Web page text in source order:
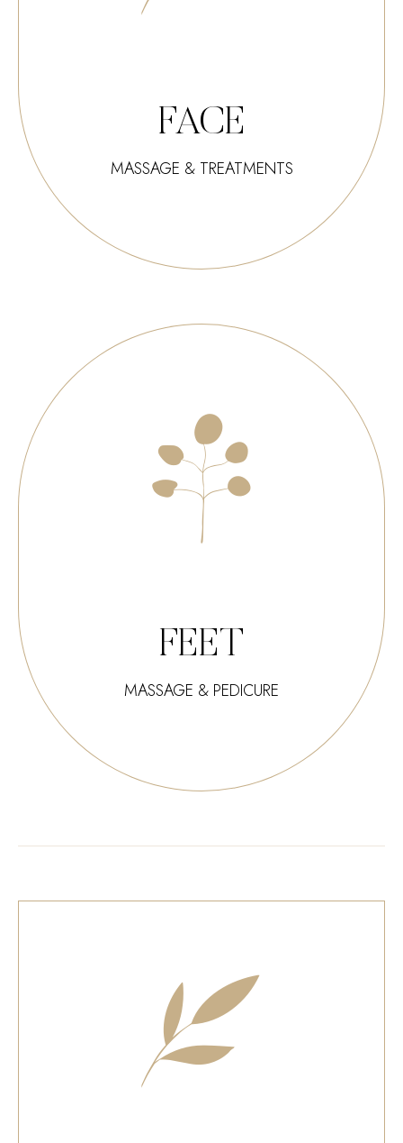
FACE
MASSAGE & TREATMENTS
FEET
MASSAGE & PEDICURE